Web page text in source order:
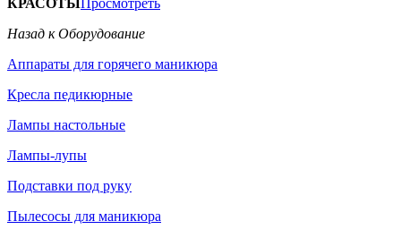
КРАСОТЫПросмотреть
Назад к Оборудование
Аппараты для горячего маникюра
Кресла педикюрные
Лампы настольные
Лампы-лупы
Подставки под руку
Пылесосы для маникюра